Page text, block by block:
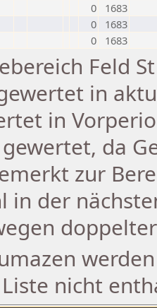
0
1683
0
1683
0 1683
Feld
in
in
da
zur
in der
nicht